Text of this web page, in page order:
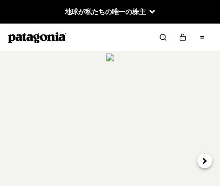
地球が私たちの唯一の株主
次へ